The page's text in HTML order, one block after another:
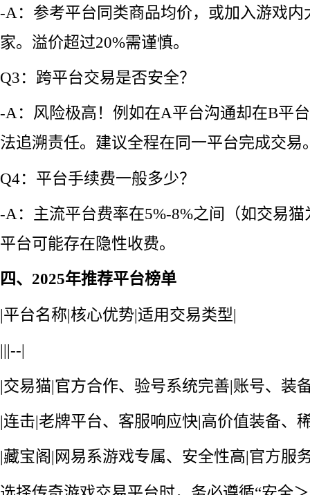
-A：参考平台同类商品均价，或加入游戏内
家。溢价超过20%需谨慎。
Q3：跨平台交易是否安全？
-A：风险极高！例如在A平台沟通却在B平
法追溯责任。建议全程在同一平台完成交易
Q4：平台手续费一般多少？
-A：主流平台费率在5%-8%之间（如交易猫
平台可能存在隐性收费。
四、2025年推荐平台榜单
|平台名称|核心优势|适用交易类型|
|||--|
|交易猫|官方合作、验号系统完善|账号、装
|连击|老牌平台、客服响应快|高价值装备、
|藏宝阁|网易系游戏专属、安全性高|官方服